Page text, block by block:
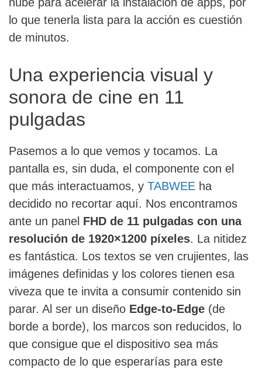
lo que tenerla lista para la acción es cuestión
de minutos.
Una experiencia visual y
sonora de cine en 11
pulgadas
Pasemos a lo que vemos y tocamos. La
pantalla es, sin duda, el componente con el
que más interactuamos, y TABWEE ha
decidido no recortar aquí. Nos encontramos
ante un panel FHD de 11 pulgadas con una
resolución de 1920×1200 píxeles. La nitidez
es fantástica. Los textos se ven crujientes, las
imágenes definidas y los colores tienen esa
viveza que te invita a consumir contenido sin
parar. Al ser un diseño Edge-to-Edge (de
borde a borde), los marcos son reducidos, lo
que consigue que el dispositivo sea más
compacto de lo que esperarías para este